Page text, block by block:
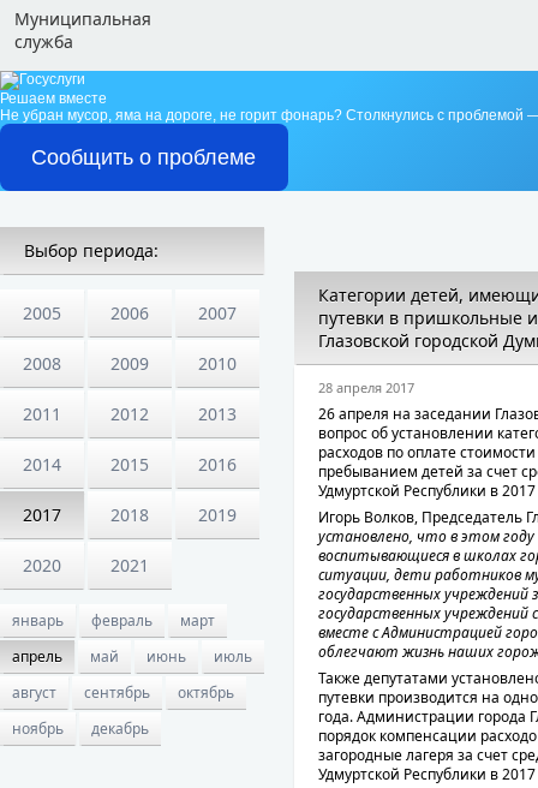
Муниципальная
служба
Решаем вместе
Не убран мусор, яма на дороге, не горит фонарь? Столкнулись с проблемой
Сообщить о проблеме
Выбор периода:
2005 2006 2007
2008 2009 2010
2011 2012 2013
2014 2015 2016
2017 2018 2019
2020 2021
январь февраль
март
апрель
май июнь
июль
август
сентябрь
октябрь
ноябрь
декабрь
Категории детей,
путевки в пришкольные
Глазовской городской
28 апреля 2017
26 апреля на заседании
вопрос об установлении
расходов по оплате
пребыванием детей за счет
Удмуртской Республики в 2017
Игорь Волков, Председатель
установлено, что в этом
воспитывающиеся в школах
ситуации, дети работников
государственных учреждений
государственных учреждений
вместе с Администрацией
облегчают жизнь наших
Также депутатами
путевки производится на
года. Администрации города
порядок компенсации
загородные лагеря за счет
Удмуртской Республики в 2017